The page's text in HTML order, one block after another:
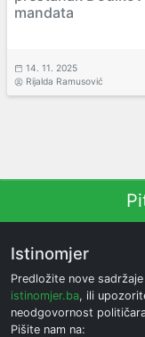
mandata
14. 11. 2025
Rijalda Ramusović
Istinomjer
Predložite nove
istinomjer.ba, ili
neodgovornost
Pišite nam na: